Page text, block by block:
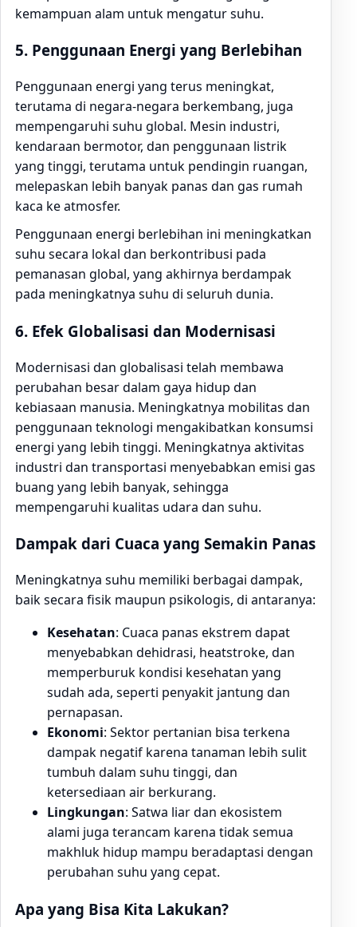
kemampuan alam untuk mengatur suhu.
5. Penggunaan Energi yang Berlebihan
Penggunaan energi yang terus meningkat,
terutama di negara-negara berkembang, juga
mempengaruhi suhu global. Mesin industri,
kendaraan bermotor, dan penggunaan listrik
yang tinggi, terutama untuk pendingin ruangan,
melepaskan lebih banyak panas dan gas rumah
kaca ke atmosfer.
Penggunaan energi berlebihan ini meningkatkan
suhu secara lokal dan berkontribusi pada
pemanasan global, yang akhirnya berdampak
pada meningkatnya suhu di seluruh dunia.
6. Efek Globalisasi dan Modernisasi
Modernisasi dan globalisasi telah membawa
perubahan besar dalam gaya hidup dan
kebiasaan manusia. Meningkatnya mobilitas dan
penggunaan teknologi mengakibatkan konsumsi
energi yang lebih tinggi. Meningkatnya aktivitas
industri dan transportasi menyebabkan emisi gas
buang yang lebih banyak, sehingga
mempengaruhi kualitas udara dan suhu.
Dampak dari Cuaca yang Semakin Panas
Meningkatnya suhu memiliki berbagai dampak,
baik secara fisik maupun psikologis, di antaranya:
Kesehatan: Cuaca panas ekstrem dapat
menyebabkan dehidrasi, heatstroke, dan
memperburuk kondisi kesehatan yang
sudah ada, seperti penyakit jantung dan
pernapasan.
Ekonomi: Sektor pertanian bisa terkena
dampak negatif karena tanaman lebih sulit
tumbuh dalam suhu tinggi, dan
ketersediaan air berkurang.
Lingkungan: Satwa liar dan ekosistem
alami juga terancam karena tidak semua
makhluk hidup mampu beradaptasi dengan
perubahan suhu yang cepat.
Apa yang Bisa Kita Lakukan?